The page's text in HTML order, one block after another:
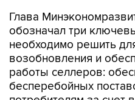
Глава
обозначал три
необходимо решить
возобновления и
работы селлеров:
бесперебойных